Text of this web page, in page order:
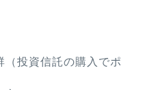
（投資信託の購入でポ